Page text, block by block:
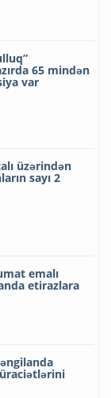
65 mindən
var
üzərindən
sayı 2
emalı
etirazlara